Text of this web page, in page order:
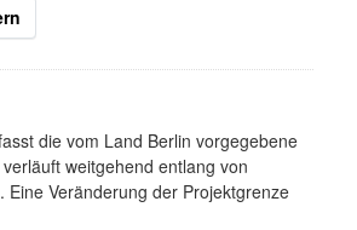
die vom Land Berlin vorgegebene
weitgehend entlang von
Eine Veränderung der Projektgrenze